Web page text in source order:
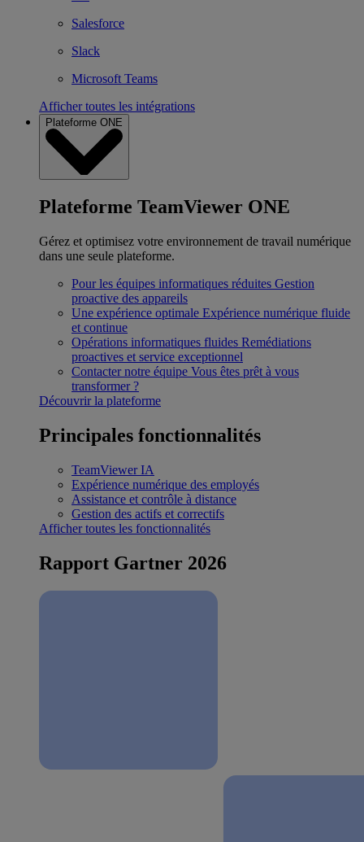
Salesforce
Slack
Microsoft Teams
Afficher toutes les intégrations
Plateforme ONE
Plateforme TeamViewer ONE
Gérez et optimisez votre environnement de travail numérique
dans une seule plateforme.
Pour les équipes informatiques réduites Gestion
proactive des appareils
Une expérience optimale Expérience numérique fluide
et continue
Opérations informatiques fluides Remédiations
proactives et service exceptionnel
Contacter notre équipe Vous êtes prêt à vous
transformer ?
Découvrir la plateforme
Principales fonctionnalités
TeamViewer IA
Expérience numérique des employés
Assistance et contrôle à distance
Gestion des actifs et correctifs
Afficher toutes les fonctionnalités
Rapport Gartner 2026